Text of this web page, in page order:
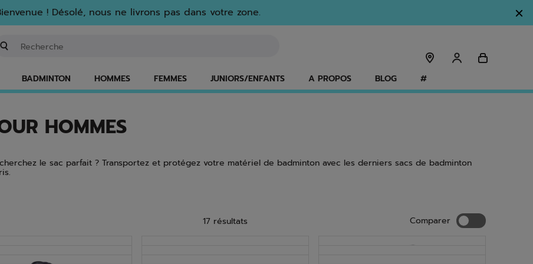
! Désolé, nous ne livrons pas dans votre zone.
BADMINTON HOMMES FEMMES JUNIORS/ENFANTS A PROPOS BLOG #
HOMMES
le sac parfait ? Transportez et protégez votre matériel de badminton avec les derniers sacs de badminton
17 résultats Comparer Comparer